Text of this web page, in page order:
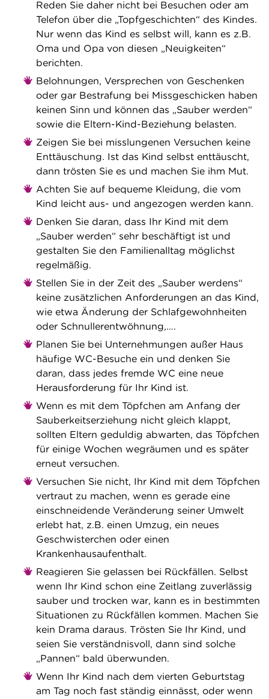
Reden Sie daher nicht bei Besuchen oder am
Telefon über die „Topfgeschichten“ des Kindes.
Nur wenn das Kind es selbst will, kann es z.B.
Oma und Opa von diesen „Neuigkeiten“
berichten.
Belohnungen, Versprechen von Geschenken
oder gar Bestrafung bei Missgeschicken haben
keinen Sinn und können das „Sauber werden“
sowie die Eltern-Kind-Beziehung belasten.
Zeigen Sie bei misslungenen Versuchen keine
Enttäuschung. Ist das Kind selbst enttäuscht,
dann trösten Sie es und machen Sie ihm Mut.
Achten Sie auf bequeme Kleidung, die vom
Kind leicht aus- und angezogen werden kann.
Denken Sie daran, dass Ihr Kind mit dem
„Sauber werden“ sehr beschäftigt ist und
gestalten Sie den Familienalltag möglichst
regelmäßig.
Stellen Sie in der Zeit des „Sauber werdens“
keine zusätzlichen Anforderungen an das Kind,
wie etwa Änderung der Schlafgewohnheiten
oder Schnullerentwöhnung,….
Planen Sie bei Unternehmungen außer Haus
häufige WC-Besuche ein und denken Sie
daran, dass jedes fremde WC eine neue
Herausforderung für Ihr Kind ist.
Wenn es mit dem Töpfchen am Anfang der
Sauberkeitserziehung nicht gleich klappt,
sollten Eltern geduldig abwarten, das Töpfchen
für einige Wochen wegräumen und es später
erneut versuchen.
Versuchen Sie nicht, Ihr Kind mit dem Töpfchen
vertraut zu machen, wenn es gerade eine
einschneidende Veränderung seiner Umwelt
erlebt hat, z.B. einen Umzug, ein neues
Geschwisterchen oder einen
Krankenhausaufenthalt.
Reagieren Sie gelassen bei Rückfällen. Selbst
wenn Ihr Kind schon eine Zeitlang zuverlässig
sauber und trocken war, kann es in bestimmten
Situationen zu Rückfällen kommen. Machen Sie
kein Drama daraus. Trösten Sie Ihr Kind, und
seien Sie verständnisvoll, dann sind solche
„Pannen“ bald überwunden.
Wenn Ihr Kind nach dem vierten Geburtstag
am Tag noch fast ständig einnässt, oder wenn